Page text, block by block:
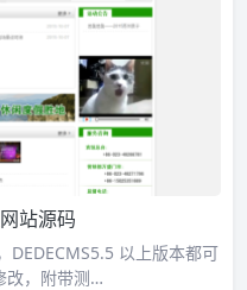
站源码
DEDECMS5.5 以上版本都可
改，附带测…